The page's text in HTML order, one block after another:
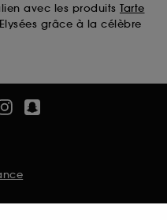
avec les produits Tarte
grâce à la célèbre